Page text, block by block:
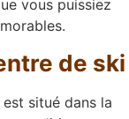
vous puissiez
de ski
situé dans la